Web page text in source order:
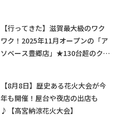
【行ってきた】滋賀最大級のワク
ワク！2025年11月オープンの「ア
ソベース豊郷店」★130台超のクレ
【8月8日】歴史ある花火大会が今
年も開催！屋台や夜店の出店も
♪【高宮納涼花火大会】